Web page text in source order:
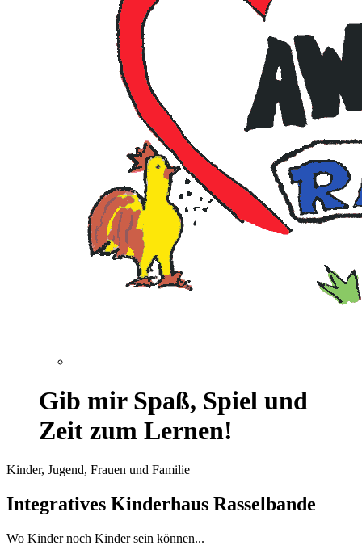
Gib mir Spaß, Spiel und
Zeit zum Lernen!
Kinder, Jugend, Frauen und Familie
Integratives Kinderhaus Rasselbande
Wo Kinder noch Kinder sein können...